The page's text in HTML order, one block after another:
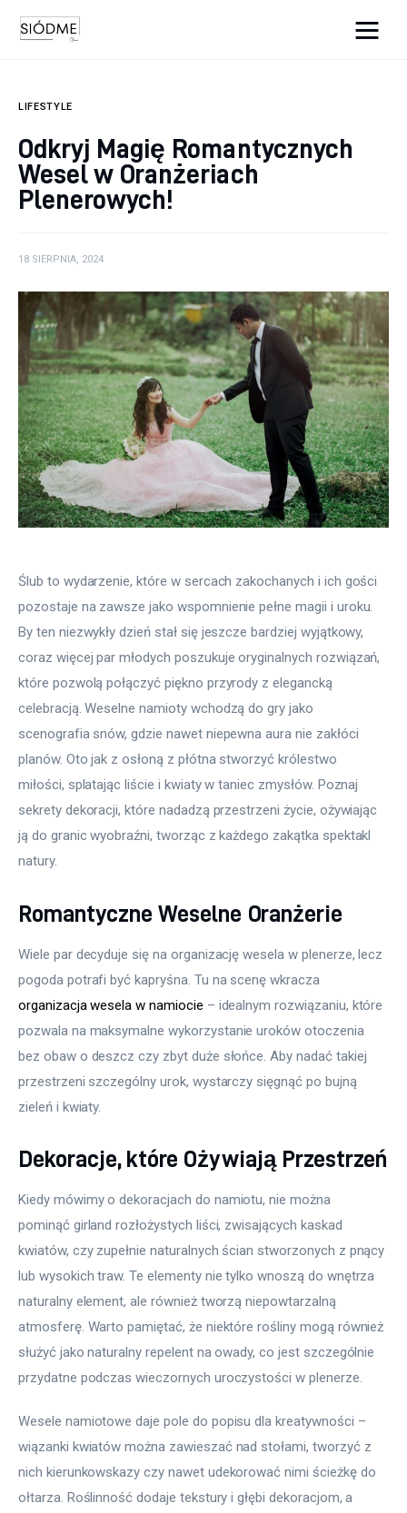
Uroda
Edukacja
Dom i ogród
Więcej
LIFESTYLE
Odkryj Magię Romantycznych
Wesel w Oranżeriach
Plenerowych!
18 SIERPNIA, 2024
Ślub to wydarzenie, które w sercach zakochanych i ich gości
pozostaje na zawsze jako wspomnienie pełne magii i uroku.
By ten niezwykły dzień stał się jeszcze bardziej wyjątkowy,
coraz więcej par młodych poszukuje oryginalnych rozwiązań,
które pozwolą połączyć piękno przyrody z elegancką
celebracją. Weselne namioty wchodzą do gry jako
scenografia snów, gdzie nawet niepewna aura nie zakłóci
planów. Oto jak z osłoną z płótna stworzyć królestwo
miłości, splatając liście i kwiaty w taniec zmysłów. Poznaj
sekrety dekoracji, które nadadzą przestrzeni życie, ożywiając
ją do granic wyobraźni, tworząc z każdego zakątka spektakl
natury.
Romantyczne Weselne Oranżerie
Wiele par decyduje się na organizację wesela w plenerze, lecz
pogoda potrafi być kapryśna. Tu na scenę wkracza
organizacja wesela w namiocie – idealnym rozwiązaniu, które
pozwala na maksymalne wykorzystanie uroków otoczenia
bez obaw o deszcz czy zbyt duże słońce. Aby nadać takiej
przestrzeni szczególny urok, wystarczy sięgnąć po bujną
zieleń i kwiaty.
Dekoracje, które Ożywiają Przestrzeń
Kiedy mówimy o dekoracjach do namiotu, nie można
pominąć girland rozłożystych liści, zwisających kaskad
kwiatów, czy zupełnie naturalnych ścian stworzonych z pnący
lub wysokich traw. Te elementy nie tylko wnoszą do wnętrza
naturalny element, ale również tworzą niepowtarzalną
atmosferę. Warto pamiętać, że niektóre rośliny mogą również
służyć jako naturalny repelent na owady, co jest szczególnie
przydatne podczas wieczornych uroczystości w plenerze.
Wesele namiotowe daje pole do popisu dla kreatywności –
wiązanki kwiatów można zawieszać nad stołami, tworzyć z
nich kierunkowskazy czy nawet udekorować nimi ścieżkę do
ołtarza. Roślinność dodaje tekstury i głębi dekoracjom, a